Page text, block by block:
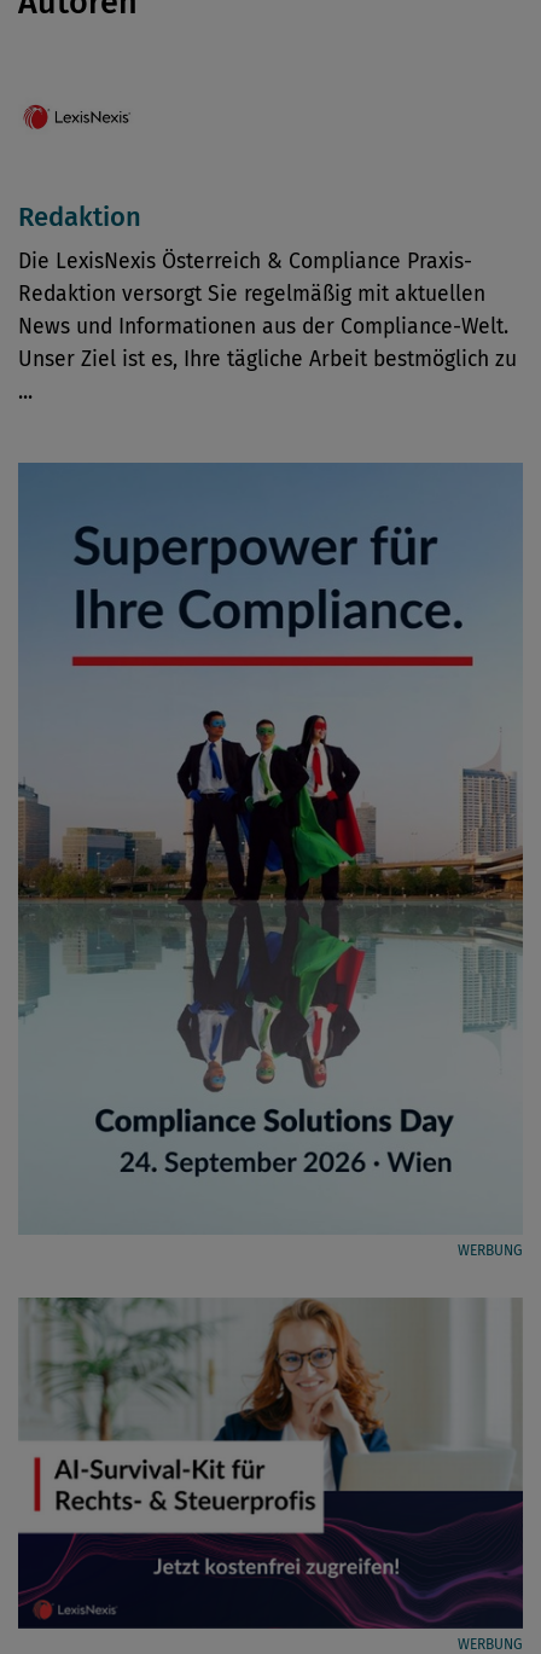
Redaktion
Die LexisNexis Österreich & Compliance Praxis-
Redaktion versorgt Sie regelmäßig mit aktuellen
News und Informationen aus der Compliance-Welt.
Unser Ziel ist es, Ihre tägliche Arbeit bestmöglich zu
...
WERBUNG
WERBUNG